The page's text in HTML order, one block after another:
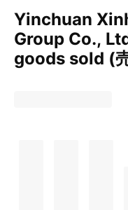
Yinchuan
Group Co.,
goods sold (